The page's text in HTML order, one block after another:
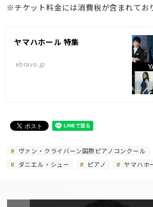
※チケット料金には消費税が含まれてお
ヤマハホール 特集
ebravo.jp
ヴァン・クライバーン国際ピアノコンクール
ダニエル・シュー
ピアノ ヤマハホ